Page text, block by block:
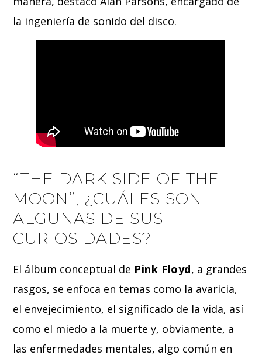
la ingeniería de sonido del disco.
“THE DARK SIDE OF THE
MOON”, ¿CUÁLES SON
ALGUNAS DE SUS
CURIOSIDADES?
El álbum conceptual de Pink Floyd, a grandes
rasgos, se enfoca en temas como la avaricia,
el envejecimiento, el significado de la vida, así
como el miedo a la muerte y, obviamente, a
las enfermedades mentales, algo común en